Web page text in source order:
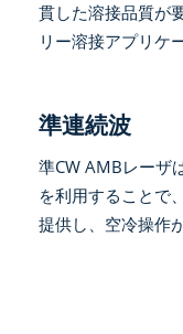
貫した溶接品質が
リー溶接アプリケ
準連続波
準CW AMBレーザ
を利用することで
提供し、空冷操作